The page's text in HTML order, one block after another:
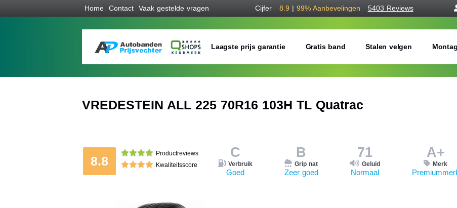
Home Contact Vaak gestelde vragen Cijfer 8.9 | 99% Aanbevelingen 5403 Reviews
Laagste prijs garantie Gratis band Stalen velgen
VREDESTEIN ALL 225 70R16 103H TL Quatrac
8.8
Productreviews
Kwaliteitsscore
C
Verbruik
Goed
B
Grip nat
Zeer goed
71
Geluid
Normaal
A+
Merk